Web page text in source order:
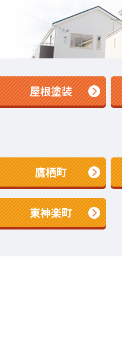
屋根塗装
鷹栖町
東神楽町